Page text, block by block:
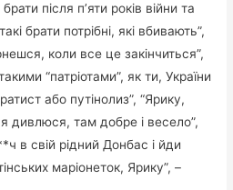
після п’яти років війни та
брати потрібні, які вбивають”,
коли все це закінчиться”,
“патріотами”, як ти, України
або путінолиз”, “Ярику,
дивлюся, там добре і весело”,
в свій рідний Донбас і йди
маріонеток, Ярику”, –